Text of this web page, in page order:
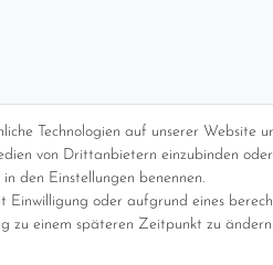
Technologien auf unserer Website
von Drittanbietern einzubinden
den Einstellungen benennen.
oder aufgrund eines
zu einem späteren Zeitpunkt zu